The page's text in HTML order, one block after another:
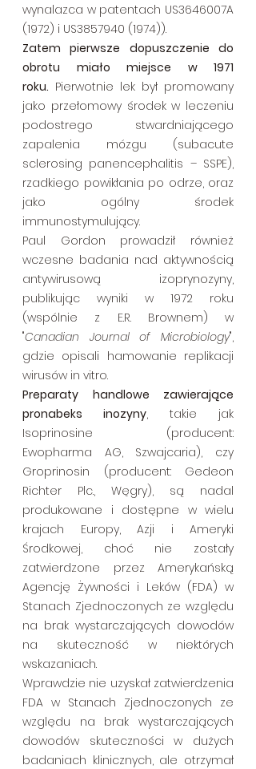
wynalazca w patentach US3646007A
(1972) i US3857940 (1974)).
Zatem pierwsze dopuszczenie do
obrotu miało miejsce w 1971
roku. Pierwotnie lek był promowany
jako przełomowy środek w leczeniu
podostrego stwardniającego
zapalenia mózgu (subacute
sclerosing panencephalitis – SSPE),
rzadkiego powikłania po odrze, oraz
jako ogólny środek
immunostymulujący.
Paul Gordon prowadził również
wczesne badania nad aktywnością
antywirusową izoprynozyny,
publikując wyniki w 1972 roku
(wspólnie z E.R. Brownem) w
"Canadian Journal of Microbiology",
gdzie opisali hamowanie replikacji
wirusów in vitro.
Preparaty handlowe zawierające
pronabeks inozyny, takie jak
Isoprinosine (producent:
Ewopharma AG, Szwajcaria), czy
Groprinosin (producent: Gedeon
Richter Plc., Węgry), są nadal
produkowane i dostępne w wielu
krajach Europy, Azji i Ameryki
Środkowej, choć nie zostały
zatwierdzone przez Amerykańską
Agencję Żywności i Leków (FDA) w
Stanach Zjednoczonych ze względu
na brak wystarczających dowodów
na skuteczność w niektórych
wskazaniach.
Wprawdzie nie uzyskał zatwierdzenia
FDA w Stanach Zjednoczonych ze
względu na brak wystarczających
dowodów skuteczności w dużych
badaniach klinicznych, ale otrzymał